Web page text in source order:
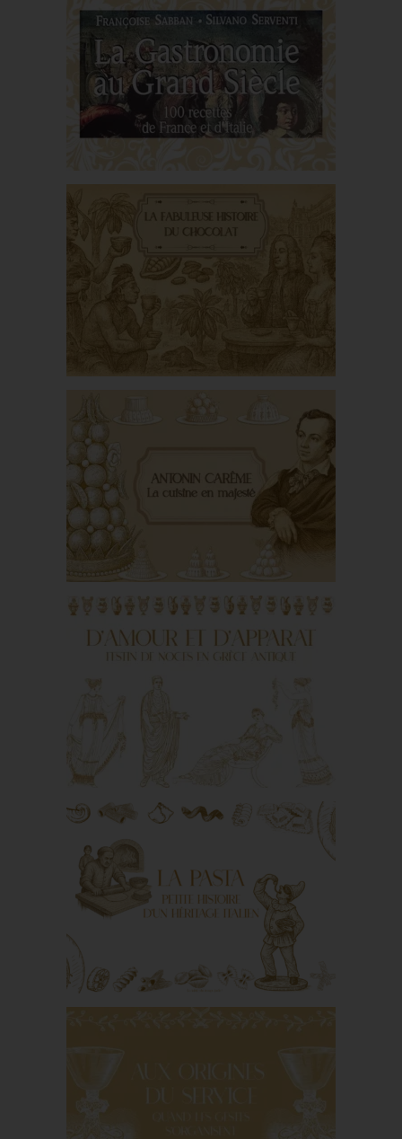
De la main au couteau :
l’aube du repas
La gastronomie au
Grand Siècle : Voyage
au cœur des saveurs
sous le règne de Louis
Du kakaw au chocolat
Antonin Carême, ou la
cuisine en majesté
D’amour et d’apparat :
noces en Grèce
histoire d’un héritage